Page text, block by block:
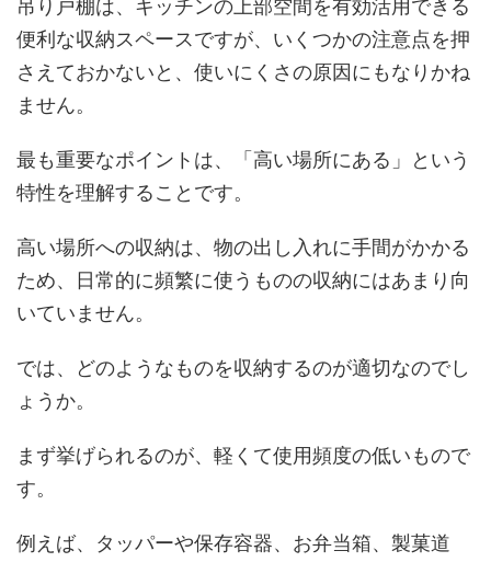
吊り戸棚は、キッチンの上部空間を有効活用できる
便利な収納スペースですが、いくつかの注意点を押
さえておかないと、使いにくさの原因にもなりかね
ません。
最も重要なポイントは、「高い場所にある」という
特性を理解することです。
高い場所への収納は、物の出し入れに手間がかかる
ため、日常的に頻繁に使うものの収納にはあまり向
いていません。
では、どのようなものを収納するのが適切なのでし
ょうか。
まず挙げられるのが、軽くて使用頻度の低いもので
す。
例えば、タッパーや保存容器、お弁当箱、製菓道